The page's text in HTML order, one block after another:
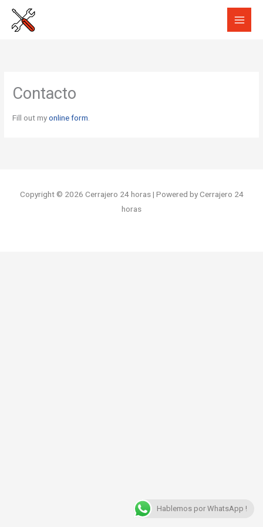
Contacto
Fill out myonline form.
Copyright © 2026 Cerrajero 24 horas | Powered by Cerrajero 24
horas
Hablemos por WhatsApp !